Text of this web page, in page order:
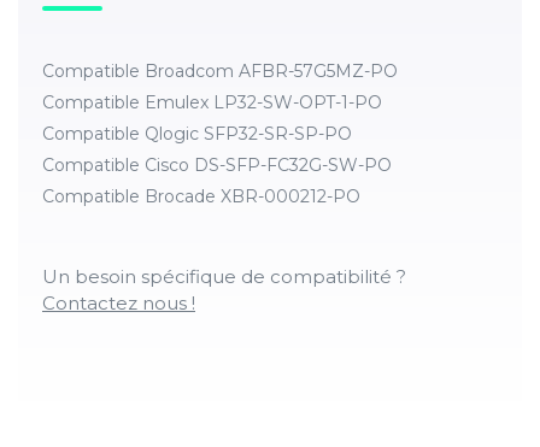
Compatible Broadcom AFBR-57G5MZ-PO
Compatible Emulex LP32-SW-OPT-1-PO
Compatible Qlogic SFP32-SR-SP-PO
Compatible Cisco DS-SFP-FC32G-SW-PO
Compatible Brocade XBR-000212-PO
Un besoin spécifique de compatibilité ?
Contactez nous !